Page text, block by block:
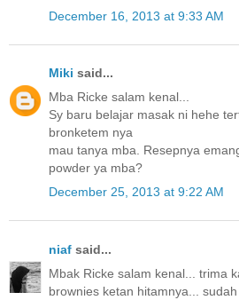
December 16, 2013 at 9:33 AM
Miki said...
Mba Ricke salam kenal...
Sy baru belajar masak ni hehe
bronketem nya
mau tanya mba. Resepnya
powder ya mba?
December 25, 2013 at 9:22 AM
niaf said...
Mbak Ricke salam kenal... trima
brownies ketan hitamnya...